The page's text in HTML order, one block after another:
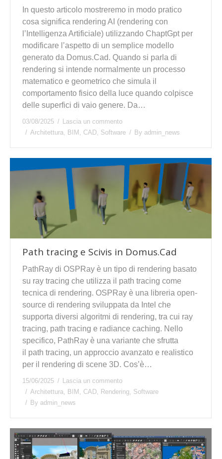
In questo articolo mostreremo in modo pratico
cosa significa rendering AI (rendering con
l’Intelligenza Artificiale) utilizzando ChaptGpt per
modificare l’aspetto di un semplice modello
generato da Domus.Cad. Quando si parla di
rendering si intende normalmente un processo
matematico e geometrico che simula il
comportamento fisico della luce quando colpisce
delle superfici di vaio genere. Da…
03/08/2025
Lascia un commento
Architettura
BIM CAD Software By admin_news
Path tracing e Scivis in Domus.Cad
PathRay di OSPRay è un tipo di rendering basato
su ray tracing che utilizza il path tracing come
tecnica di rendering. OSPRay è una libreria open-
source di rendering sviluppata da Intel che
supporta diversi algoritmi di rendering, tra cui ray
tracing, path tracing e radiance caching. Nello
specifico, PathRay è una variante che sfrutta
il path tracing, un approccio avanzato e realistico
per il rendering di scene 3D. Cos’è…
15/06/2025
Lascia un commento
Architettura
BIM CAD Rendering
Software
By admin_news